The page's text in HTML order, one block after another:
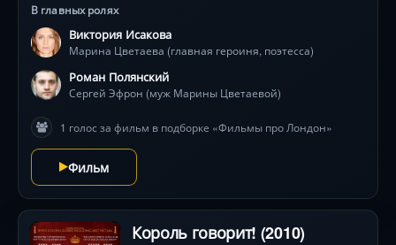
Коктебеля в богемные кафе Парижа и мрачные
подмосковные дачи 1930-х. Виктория Исакова
создает портрет женщины, разрываемой между
творческим огнём, материнством и опасными
связями, где каждый поворот судьбы — удар стихии.
морская пена) и гипнотическая операторская работа
Сергея Мачильского усиливают ощущение
надвигающейся трагедии. Главная интрига: какой
ценой гений сохраняет любовь, когда реальность
превращается в зеркальный лабиринт
предательств?
В главных ролях
Виктория Исакова
Марина Цветаева (главная героиня, поэтесса)
Роман Полянский
Сергей Эфрон (муж Марины Цветаевой)
1 голос за фильм в подборке «Фильмы про Лондон»
Фильм
Король говорит! (2010)